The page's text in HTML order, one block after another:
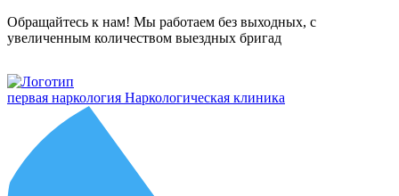
Обращайтесь к нам! Мы работаем без выходных, с
увеличенным количеством выездных бригад
первая наркология Наркологическая клиника